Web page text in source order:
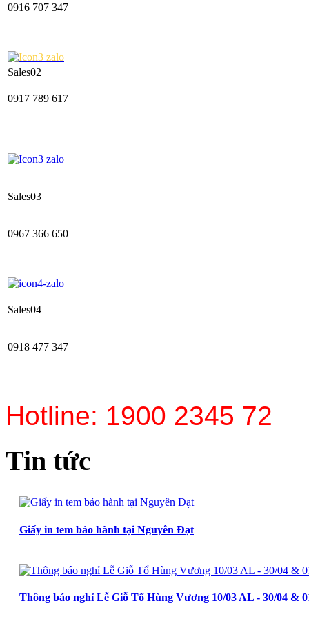
0916 707 347
Sales02
0917 789 617
Sales03
0967 366 650
Sales04
0918 477 347
Hotline: 1900 2345 72
Tin tức
Giấy in tem bảo hành tại Nguyên Đạt
Thông báo nghỉ Lễ Giỗ Tổ Hùng Vương 10/03 AL - 30/04 &